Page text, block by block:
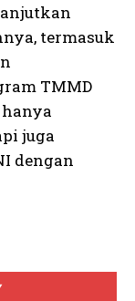
termasuk
TMMD
juga
dengan